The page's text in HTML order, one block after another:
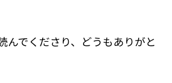
んでくださり、どうもありがと